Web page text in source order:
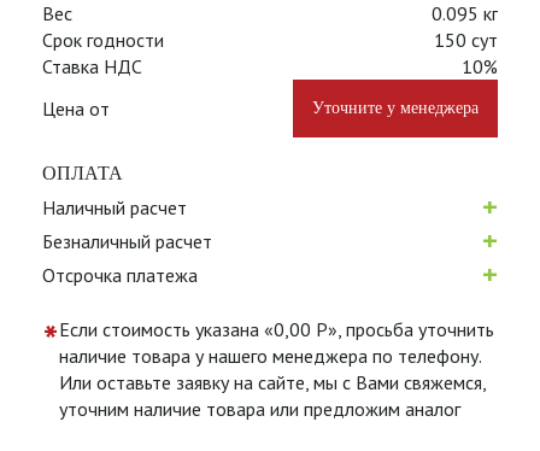
Вес
0.095 кг
Срок годности
150 сут
Ставка НДС
10%
Цена от
Уточните у менеджера
ОПЛАТА
Наличный расчет +
Безналичный расчет +
Отсрочка платежа +
*Если стоимость указана «0,00 Р», просьба уточнить
наличие товара у нашего менеджера по телефону.
Или оставьте заявку на сайте, мы с Вами свяжемся,
уточним наличие товара или предложим аналог